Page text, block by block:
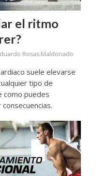
el ritmo
Rosas Maldonado
suele elevarse
tipo de
como puedes